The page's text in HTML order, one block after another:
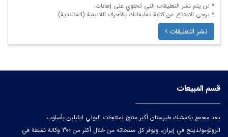
* لن يتم نشر التعليقات التي تحتوي على إهانات.
* يرجى الامتناع عن كتابة تعليقاتك بالأحرف اللاتينية (الفنلندية).
نشر التعليقات
قسم المبيعات
يعد مجمع بلاستيك طبرستان أكبر منتج لمنتجات البولي ايثيلين بأسلوب
الروتومولدينج في إيران، ويوفر كل منتجاته من خلال أكثر من 300 وكالة نشطة في